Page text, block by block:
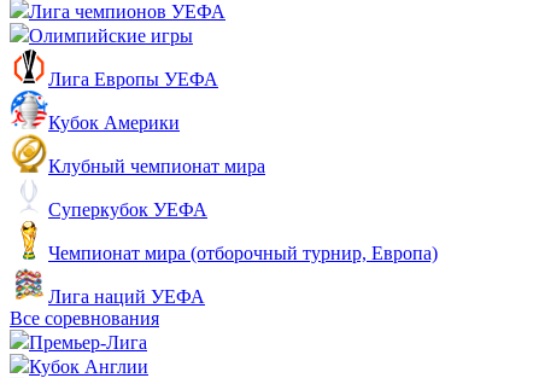
Лига чемпионов УЕФА
Олимпийские игры
Лига Европы УЕФА
Кубок Америки
Клубный чемпионат мира
Суперкубок УЕФА
Чемпионат мира (отборочный турнир, Европа)
Лига наций УЕФА
Все соревнования
Премьер-Лига
Кубок Англии